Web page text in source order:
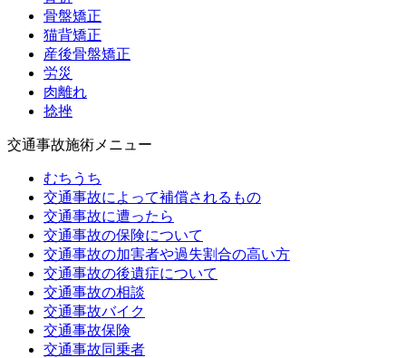
骨盤矯正
猫背矯正
産後骨盤矯正
労災
肉離れ
捻挫
交通事故施術メニュー
むちうち
交通事故によって補償されるもの
交通事故に遭ったら
交通事故の保険について
交通事故の加害者や過失割合の高い方
交通事故の後遺症について
交通事故の相談
交通事故バイク
交通事故保険
交通事故同乗者